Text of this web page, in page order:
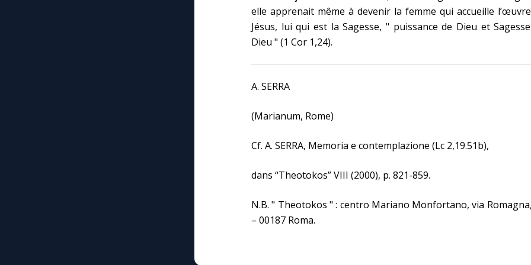
elle apprenait même à devenir la femme qui accueille
Jésus, lui qui est la Sagesse, " puissance de Dieu et
Dieu " (1 Cor 1,24).
A. SERRA
(Marianum, Rome)
Cf. A. SERRA, Memoria e contemplazione (Lc 2,19.51b),
dans “Theotokos” VIII (2000), p. 821-859.
N.B. " Theotokos " : centro Mariano Monfortano, via
– 00187 Roma.